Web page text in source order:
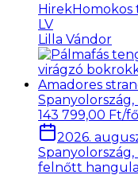
Hirek
LV
Lilla Vándor
Spanyolország,
143 799,00 Ft/fő
2026.
Spanyolország,
felnőtt